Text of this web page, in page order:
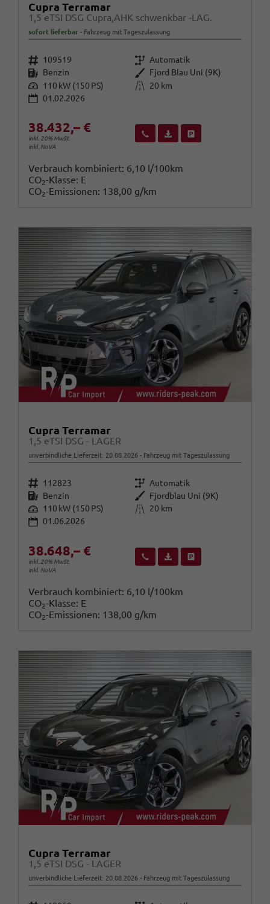
Cupra Terramar
1,5 eTSI DSG Cupra,AHK schwenkbar -LAG.
sofort lieferbar Fahrzeug mit Tageszulassung
Fahrzeugnr. 109519 Getriebe Automatik
Kraftstoff Benzin Außenfarbe Fjord Blau Uni (9K)
Leistung 110 kW (150 PS) Kilometerstand
20 km
01.02.2026
38.432,– €
inkl. 20% MwSt.
inkl. NoVA
Wir rufen Sie anFahrzeugexposé (PDF)
Verbrauch kombiniert: 6,10 l/100km
CO2-Klasse: E
CO2-Emissionen: 138,00 g/km
Cupra Terramar
1,5 eTSI DSG - LAGER
unverbindliche Lieferzeit: 20.08.2026 Fahrzeug mit Tageszulassung
Fahrzeugnr. 112823 Getriebe Automatik
Kraftstoff Benzin Außenfarbe
Fjordblau Uni (9K)
Leistung 110 kW (150 PS) Kilometerstand
20 km
01.06.2026
38.648,– €
inkl. 20% MwSt.
inkl. NoVA
Wir rufen Sie anFahrzeugexposé (PDF)
Verbrauch kombiniert: 6,10 l/100km
CO2-Klasse: E
CO2-Emissionen: 138,00 g/km
Cupra Terramar
1,5 eTSI DSG - LAGER
unverbindliche Lieferzeit: 20.08.2026 Fahrzeug mit Tageszulassung